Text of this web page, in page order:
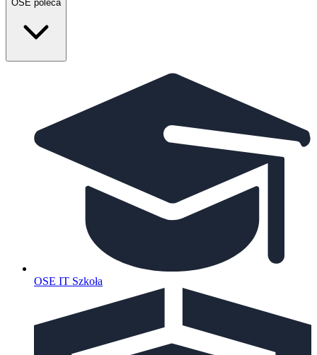
OSE poleca
OSE IT Szkoła